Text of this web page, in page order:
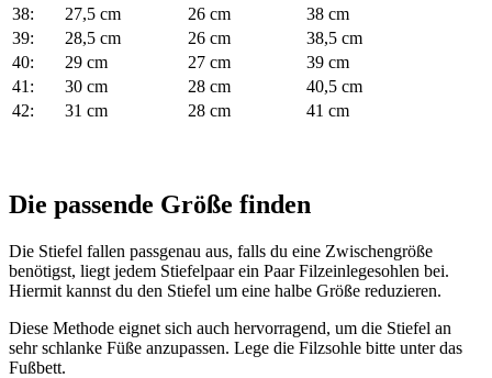
38:
27,5 cm 26 cm
38 cm
39:
28,5 cm 26 cm
38,5 cm
40:
29 cm 27 cm
39 cm
41:
30 cm 28 cm
40,5 cm
42:
31 cm 28 cm 41 cm
Die passende Größe finden
Die Stiefel fallen passgenau aus, falls du eine Zwischengröße
benötigst, liegt jedem Stiefelpaar ein Paar Filzeinlegesohlen bei.
Hiermit kannst du den Stiefel um eine halbe Größe reduzieren.
Diese Methode eignet sich auch hervorragend, um die Stiefel an
sehr schlanke Füße anzupassen. Lege die Filzsohle bitte unter das
Fußbett.